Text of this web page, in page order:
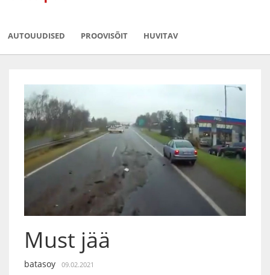
AUTOUUDISED PROOVISÕIT HUVITAV
Must jää
batasoy 09.02.2021